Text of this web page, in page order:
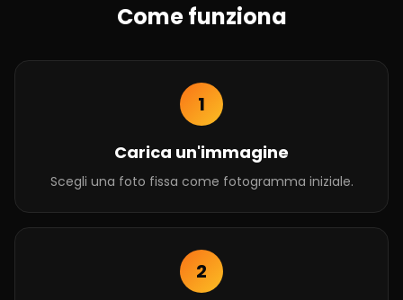
Come funziona
1
Carica un'immagine
Scegli una foto fissa come fotogramma iniziale.
2